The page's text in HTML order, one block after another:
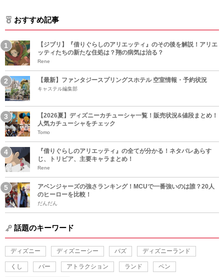
おすすめ記事
【ジブリ】『借りぐらしのアリエッティ』のその後を解説！アリエ
ッティたちの新たな住処は？翔の病気は治る？
Rene
【最新】ファンタジースプリングスホテル 空室情報・予約状況
キャステル編集部
【2026夏】ディズニーカチューシャ一覧！販売状況&値段まとめ！
人気カチューシャをチェック
Tomo
『借りぐらしのアリエッティ』の全てが分かる！ネタバレあらす
じ、トリビア、主要キャラまとめ！
Rene
アベンジャーズの強さランキング！MCUで一番強いのは誰？20人
のヒーローを比較！
だんだん
話題のキーワード
ディズニー ディズニーシー バズ ディズニーランド
くし バー アトラクション ランド ペン